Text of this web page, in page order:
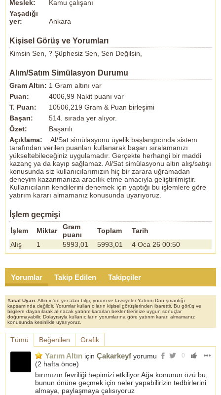
Meslek:
Kamu çalışanı
Yaşadığı
yer:
Ankara
Kişisel Görüş ve Yorumları
Kimsin Sen, ? Şüphesiz Sen, Sen Değilsin,
Alım/Satım Simülasyon Durumu
Gram Altın: 1 Gram altını var
Puan:
4006,99 Nakit puanı var
T. Puan:
10506,219 Gram & Puan birleşimi
Başarı:
514. sırada yer alıyor.
Özet:
Başarılı
Açıklama:
Al/Sat simülasyonu üyelik başlangıcında sistem
tarafından verilen puanları kullanarak başarı sıralamanızı
yükseltebileceğiniz uygulamadır. Gerçekte herhangi bir maddi
kazanç ya da kayıp sağlamaz. Al/Sat simülasyonu altın alış/satışı
konusunda siz kullanıcılarımızın hiç bir zarara uğramadan
deneyim kazanmanıza aracılık etme amacıyla geliştirilmiştir.
Kullanıcıların kendilerini denemek için yaptığı bu işlemlere göre
yatırım kararı almamanız konusunda uyarıyoruz.
İşlem geçmişi
İşlem Miktar
Gram
puanı
Toplam
Tarih
Alış
1 5993,01 5993,01 4 Oca 26 00:50
Yorumlar Takip Edilen Takipçiler
Yasal Uyarı:Altin.in'de yer alan bilgi, yorum ve tavsiyeler Yatırım Danışmanlığı
kapsamında değildir. Yorumlar kullanıcıların kişisel görüşlerinden ibarettir. Bu görüş ve
bilgilere dayanılarak alınacak yatırım kararları beklentilerinize uygun sonuçlar
doğurmayabilir. Dolayısıyla kullanıcıların yorumlarına göre yatırım kararı almamanız
konusunda kesinlikle uyarıyoruz.
Tümü Beğenilen Grafik
0
Yarım Altın için Çakarkeyf yorumu
(2 hafta önce)
bırımızın fevriliği hepimizi etkiliyor Ağa konunun özü bu,
bunun önüne geçmek için neler yapabilirizin tedbirlerini
almaya, paylaşmaya çalısıyoruz